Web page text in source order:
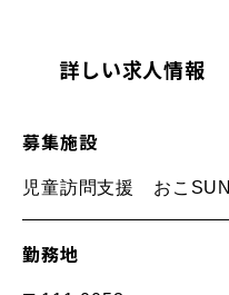
詳しい求人情報
募集施設
児童訪問支援 おこSUN
勤務地